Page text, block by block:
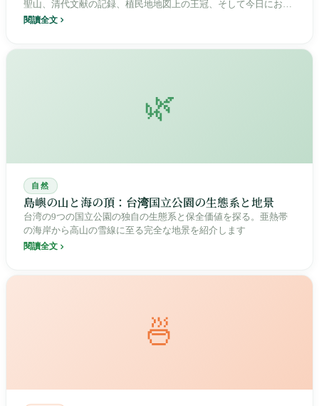
聖山、清代文献の記録、植民地地図上の王冠、そして今日におけ
る論争の的となる登山の聖地と環境倫理の試練の場として。
閱讀全文
🌿
自然
島嶼の山と海の頂：台湾国立公園の生態系と地景
台湾の9つの国立公園の独自の生態系と保全価値を探る。亜熱帯
の海岸から高山の雪線に至る完全な地景を紹介します
閱讀全文
🍜